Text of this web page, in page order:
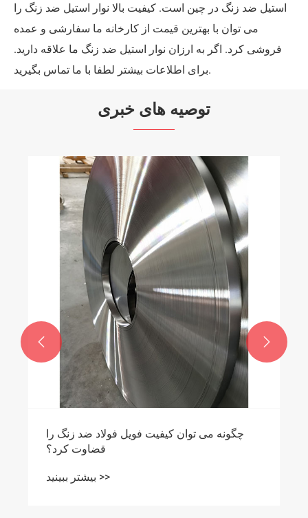
استیل ضد زنگ در چین است. کیفیت بالا نوار استیل ضد زنگ را
می توان با بهترین قیمت از کارخانه ما سفارشی و عمده
فروشی کرد. اگر به ارزان نوار استیل ضد زنگ ما علاقه دارید.
برای اطلاعات بیشتر لطفا با ما تماس بگیرید.
توصیه های خبری
ویژگی های تحمل مسطح کلاف فولاد ضد زنگ
نورد سرد
بیشتر ببینید >>
 